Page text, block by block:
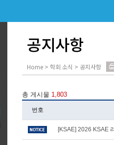
공지사항
Home > 학회 소식 > 공지사항
총 게시물 1,803
번호
[KSAE] 2026 KSAE